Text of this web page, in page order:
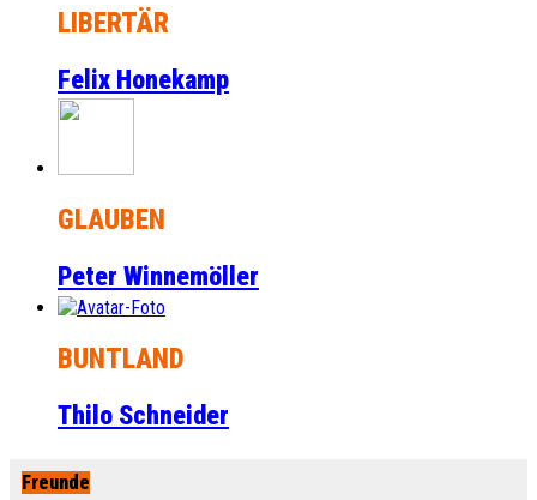
LIBERTÄR
Felix Honekamp
GLAUBEN
Peter Winnemöller
BUNTLAND
Thilo Schneider
Freunde